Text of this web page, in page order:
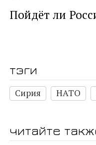
Пойдёт ли
тэги
Сирия НАТО
читайте